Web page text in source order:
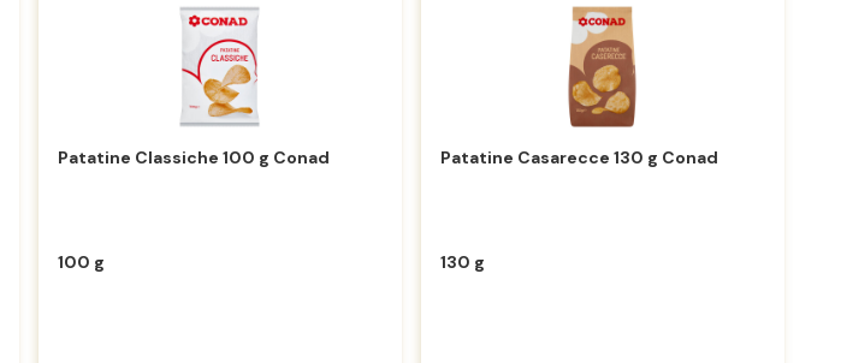
Patatine Classiche 100 g Conad
100 g
Patatine Casarecce 130 g Conad
130 g